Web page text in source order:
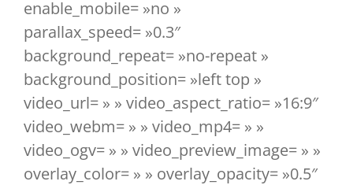
enable_mobile= »no »
parallax_speed= »0.3″
background_repeat= »no-repeat »
background_position= »left top »
video_url= » » video_aspect_ratio= »16:9″
video_webm= » » video_mp4= » »
video_ogv= » » video_preview_image= » »
overlay_color= » » overlay_opacity= »0.5″